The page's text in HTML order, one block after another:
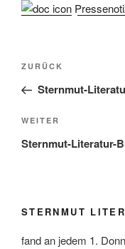
Vorheriger
Beitrag
ZURÜCK
Sternmut-
Nächster
Beitrag
WEITER
Sternmut-Literatur-
STERNMUT
fand an jedem 1.